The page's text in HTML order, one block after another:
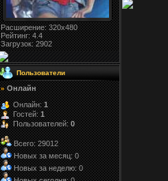
Расширение: 320x480
Рейтинг:4.4
Загрузок: 2902
Пользователи
» Онлайн
Онлайн:1
Гостей:1
Пользователей:0
Всего: 29012
Новых за месяц: 0
Новых за неделю: 0